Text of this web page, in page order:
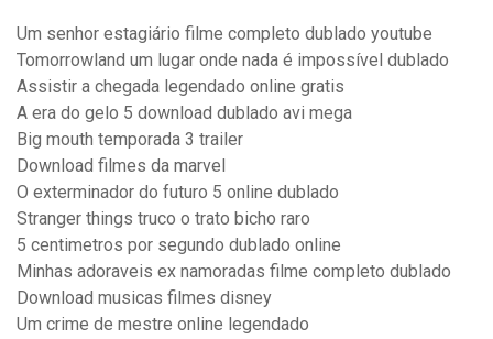
Um senhor estagiário filme completo dublado youtube
Tomorrowland um lugar onde nada é impossível dublado
Assistir a chegada legendado online gratis
A era do gelo 5 download dublado avi mega
Big mouth temporada 3 trailer
Download filmes da marvel
O exterminador do futuro 5 online dublado
Stranger things truco o trato bicho raro
5 centimetros por segundo dublado online
Minhas adoraveis ex namoradas filme completo dublado
Download musicas filmes disney
Um crime de mestre online legendado